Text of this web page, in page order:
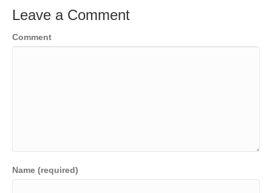
Leave a Comment
Comment
Name (required)